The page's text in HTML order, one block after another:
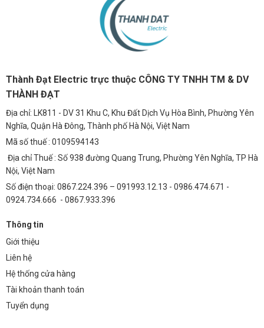
Thành Đạt Electric trực thuộc CÔNG TY TNHH TM & DV
THÀNH ĐẠT
Địa chỉ: LK811 - DV 31 Khu C, Khu Đất Dịch Vụ Hòa Bình, Phường Yên
Nghĩa, Quận Hà Đông, Thành phố Hà Nội, Việt Nam
Mã số thuế : 0109594143
Địa chỉ Thuế : Số 938 đường Quang Trung, Phường Yên Nghĩa, TP Hà
Nội, Việt Nam
Số điện thoại: 0867.224.396 – 091993.12.13 - 0986.474.671 -
0924.734.666 - 0867.933.396
Thông tin
Giới thiệu
Liên hệ
Hệ thống cửa hàng
Tài khoản thanh toán
Tuyển dụng